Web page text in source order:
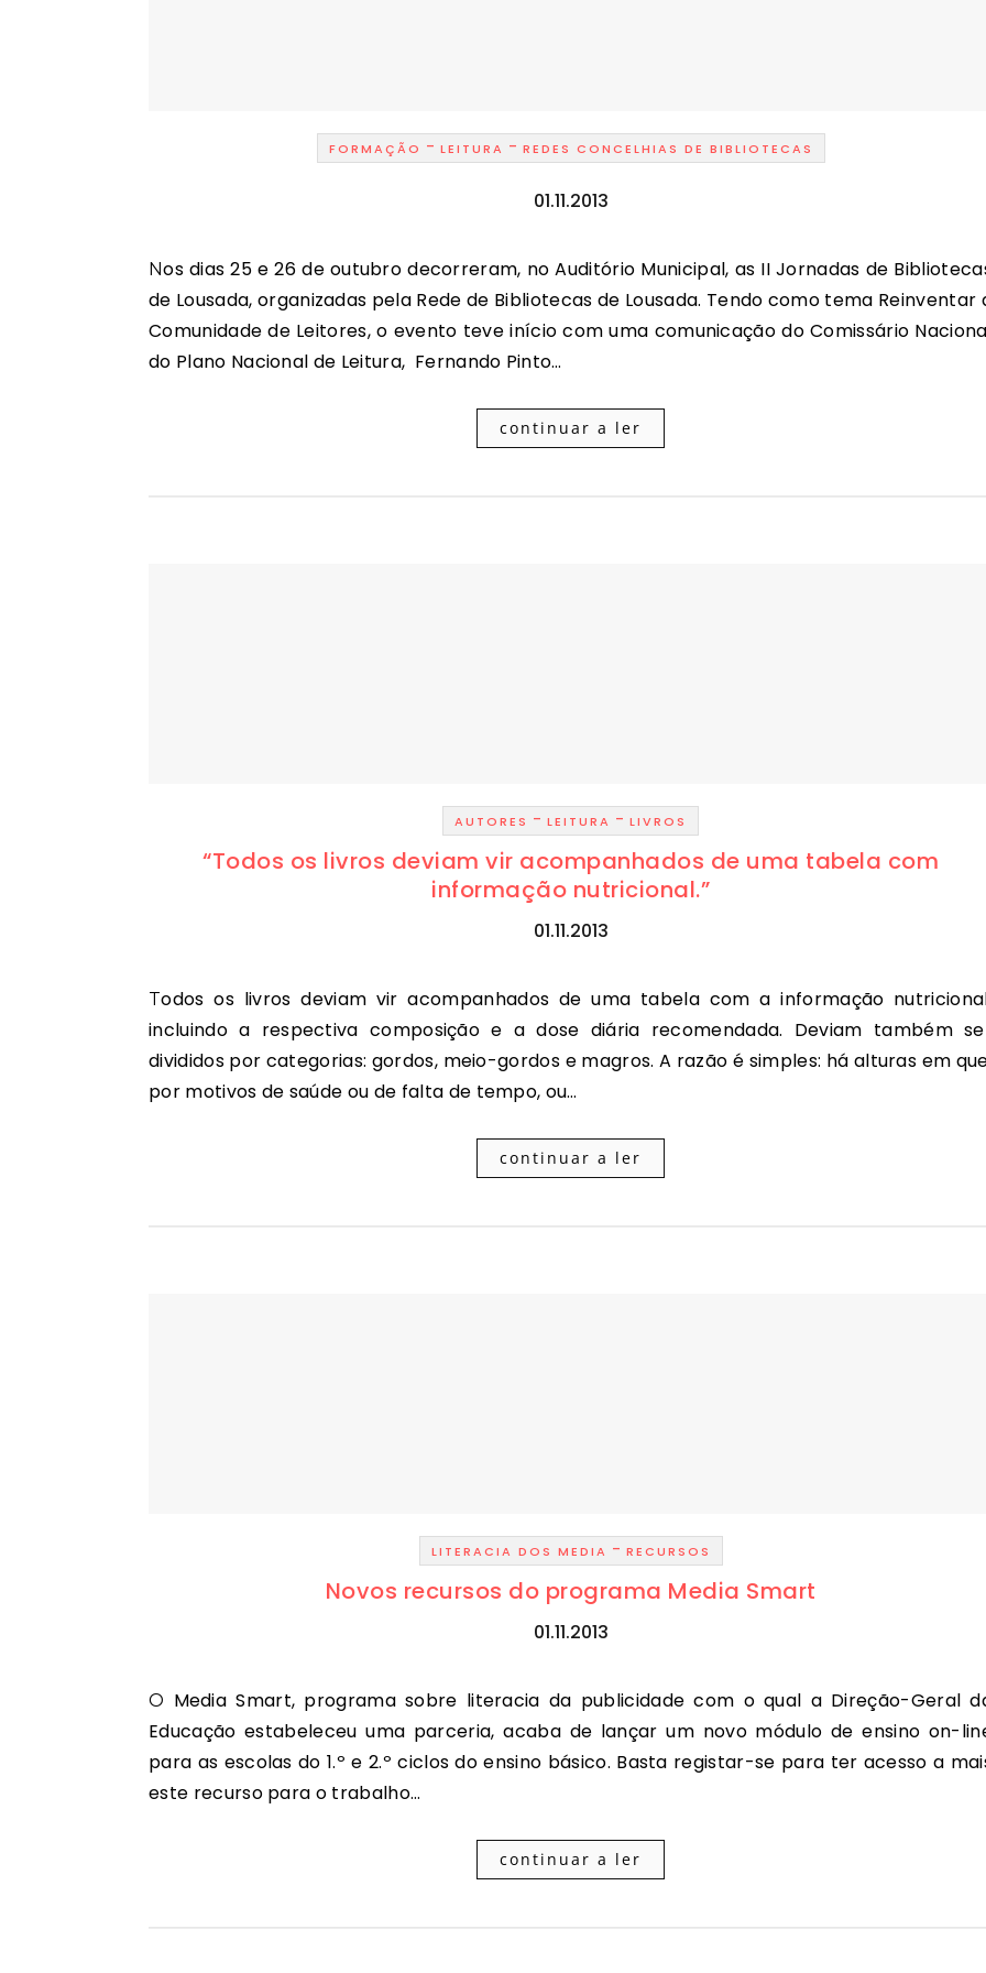
FORMAÇÃO - LEITURA - REDES CONCELHIAS DE BIBLIOTECAS
01.11.2013
Nos dias 25 e 26 de outubro decorreram, no Auditório Municipal, as II Jornadas de Bibliotecas
de Lousada, organizadas pela Rede de Bibliotecas de Lousada. Tendo como tema Reinventar
Comunidade de Leitores, o evento teve início com uma comunicação do Comissário
do Plano Nacional de Leitura, Fernando Pinto…
continuar a ler
AUTORES - LEITURA - LIVROS
“Todos os livros deviam vir acompanhados de uma tabela com
informação nutricional.”
01.11.2013
Todos os livros deviam vir acompanhados de uma tabela com a informação nutricional,
incluindo a respectiva composição e a dose diária recomendada. Deviam também
divididos por categorias: gordos, meio-gordos e magros. A razão é simples: há alturas em
por motivos de saúde ou de falta de tempo, ou…
continuar a ler
LITERACIA DOS MEDIA - RECURSOS
Novos recursos do programa Media Smart
01.11.2013
O Media Smart, programa sobre literacia da publicidade com o qual a Direção-Geral da
Educação estabeleceu uma parceria, acaba de lançar um novo módulo de ensino on-
para as escolas do 1.º e 2.º ciclos do ensino básico. Basta registar-se para ter acesso a
este recurso para o trabalho…
continuar a ler